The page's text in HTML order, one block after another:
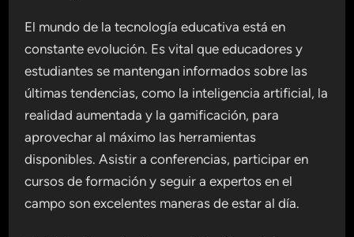
El mundo de la tecnología educativa está en
constante evolución. Es vital que educadores y
estudiantes se mantengan informados sobre las
últimas tendencias, como la inteligencia artificial, la
realidad aumentada y la gamificación, para
aprovechar al máximo las herramientas
disponibles. Asistir a conferencias, participar en
cursos de formación y seguir a expertos en el
campo son excelentes maneras de estar al día.